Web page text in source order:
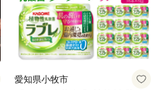
愛知県小牧市